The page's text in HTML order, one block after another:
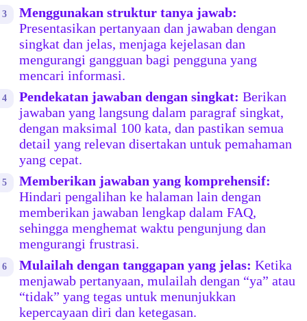
Menggunakan struktur tanya jawab:
Presentasikan pertanyaan dan jawaban dengan
singkat dan jelas, menjaga kejelasan dan
mengurangi gangguan bagi pengguna yang
mencari informasi.
Pendekatan jawaban dengan singkat: Berikan
jawaban yang langsung dalam paragraf singkat,
dengan maksimal 100 kata, dan pastikan semua
detail yang relevan disertakan untuk pemahaman
yang cepat.
Memberikan jawaban yang komprehensif:
Hindari pengalihan ke halaman lain dengan
memberikan jawaban lengkap dalam FAQ,
sehingga menghemat waktu pengunjung dan
mengurangi frustrasi.
Mulailah dengan tanggapan yang jelas: Ketika
menjawab pertanyaan, mulailah dengan “ya” atau
“tidak” yang tegas untuk menunjukkan
kepercayaan diri dan ketegasan.